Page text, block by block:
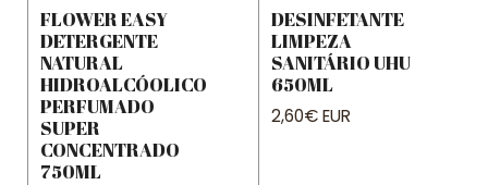
FLOWER EASY
DETERGENTE
NATURAL
HIDROALCÓOLICO
PERFUMADO
SUPER
CONCENTRADO
750ML
DESINFETANTE
LIMPEZA
SANITÁRIO UHU
650ML
2,60€ EUR